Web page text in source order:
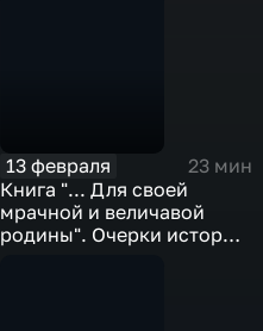
13 февраля
23 мин
Книга "... Для своей
мрачной и величавой
родины". Очерки истории